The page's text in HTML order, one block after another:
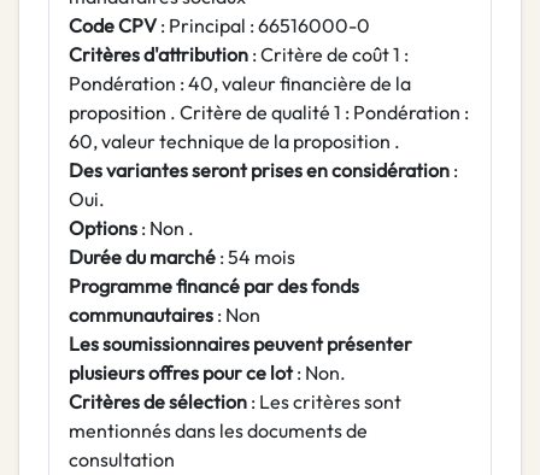
Code CPV: Principal : 66516000-0
Critères d'attribution : Critère de coût 1 :
Pondération : 40, valeur financière de la
proposition . Critère de qualité 1 : Pondération :
60, valeur technique de la proposition .
Des variantes seront prises en considération :
Oui.
Options : Non .
Durée du marché : 54 mois
Programme financé par des fonds
communautaires : Non
Les soumissionnaires peuvent présenter
plusieurs offres pour ce lot: Non.
Critères de sélection : Les critères sont
mentionnés dans les documents de
consultation